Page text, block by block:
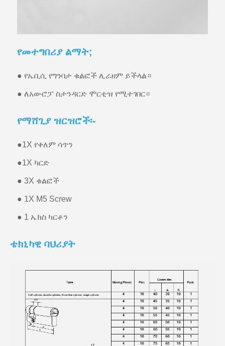
የመተግበሪያ ልማት;
● የኤቢሲ የግንባታ ቁልፎች ሊራዘም ይችላል።
● ለአውሮፓ ስታንዳርድ ሞርቲዝ የሚተገበር።
የማሸጊያ ዝርዝሮች፡-
●1X የቀለም ሳጥን
●1X ካርድ
● 3X ቁልፎች
● 1X M5 Screw
● 1 ኤክስ ካርቶን
ቴክኒካዊ ባህሪያት